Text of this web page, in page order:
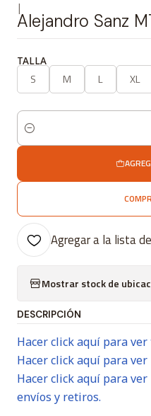
|
Alejandro Sanz
TALLA
S M L XL
Cantidad
Agregar a la lista
Mostrar stock de
DESCRIPCIÓN
Hacer click aquí para
Hacer click aquí para ver
Hacer click aquí para
envíos y retiros.